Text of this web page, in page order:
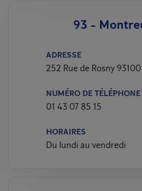
93 -
ADRESSE
252 Rue de Rosny
NUMÉRO DE TÉLÉPHONE
01 43 07 85 15
HORAIRES
Du lundi au vendredi